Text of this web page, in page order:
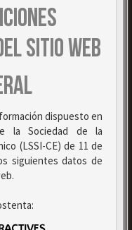
SITIO WEB
dispuesto en
la Sociedad de la
(LSSI-CE) de 11 de
siguientes datos de